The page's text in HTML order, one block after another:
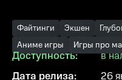
Файтинги Экшен
Аниме игры
Игры про
Доступность:
в
Дата релиза:
26